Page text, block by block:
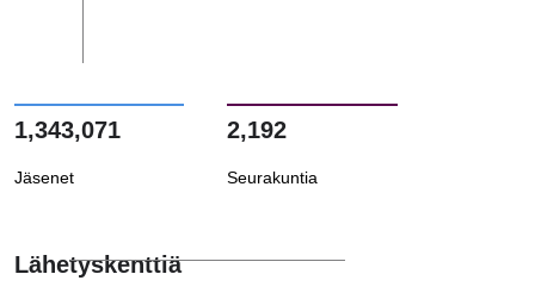
1,343,071
Jäsenet
2,192
Seurakuntia
Lähetyskenttiä